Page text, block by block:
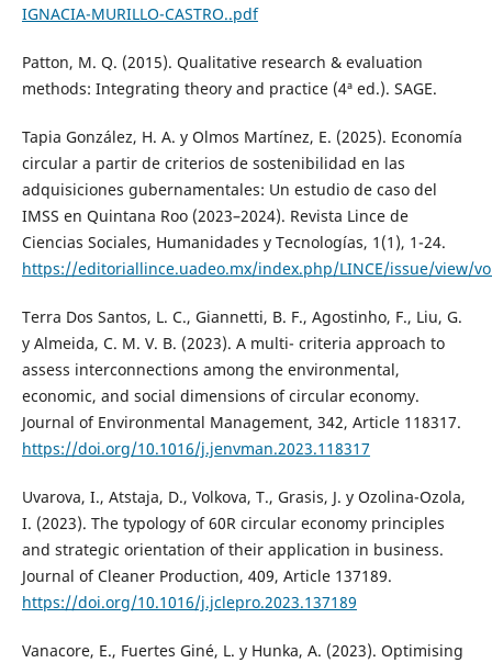
IGNACIA-MURILLO-CASTRO..pdf
Patton, M. Q. (2015). Qualitative research & evaluation
methods: Integrating theory and practice (4ª ed.). SAGE.
Tapia González, H. A. y Olmos Martínez, E. (2025). Economía
circular a partir de criterios de sostenibilidad en las
adquisiciones gubernamentales: Un estudio de caso del
IMSS en Quintana Roo (2023–2024). Revista Lince de
Ciencias Sociales, Humanidades y Tecnologías, 1(1), 1-24.
https://editoriallince.uadeo.mx/index.php/LINCE/issue/view/
Terra Dos Santos, L. C., Giannetti, B. F., Agostinho, F., Liu, G.
y Almeida, C. M. V. B. (2023). A multi- criteria approach to
assess interconnections among the environmental,
economic, and social dimensions of circular economy.
Journal of Environmental Management, 342, Article 118317.
https://doi.org/10.1016/j.jenvman.2023.118317
Uvarova, I., Atstaja, D., Volkova, T., Grasis, J. y Ozolina-Ozola,
I. (2023). The typology of 60R circular economy principles
and strategic orientation of their application in business.
Journal of Cleaner Production, 409, Article 137189.
https://doi.org/10.1016/j.jclepro.2023.137189
Vanacore, E., Fuertes Giné, L. y Hunka, A. (2023). Optimising